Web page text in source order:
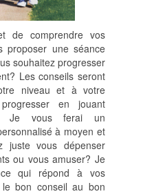
de comprendre vos
proposer une séance
souhaitez progresser
Les conseils seront
niveau et à votre
en jouant
Je vous ferai un
à moyen et
juste vous dépenser
ou vous amuser? Je
qui répond à vos
bon conseil au bon